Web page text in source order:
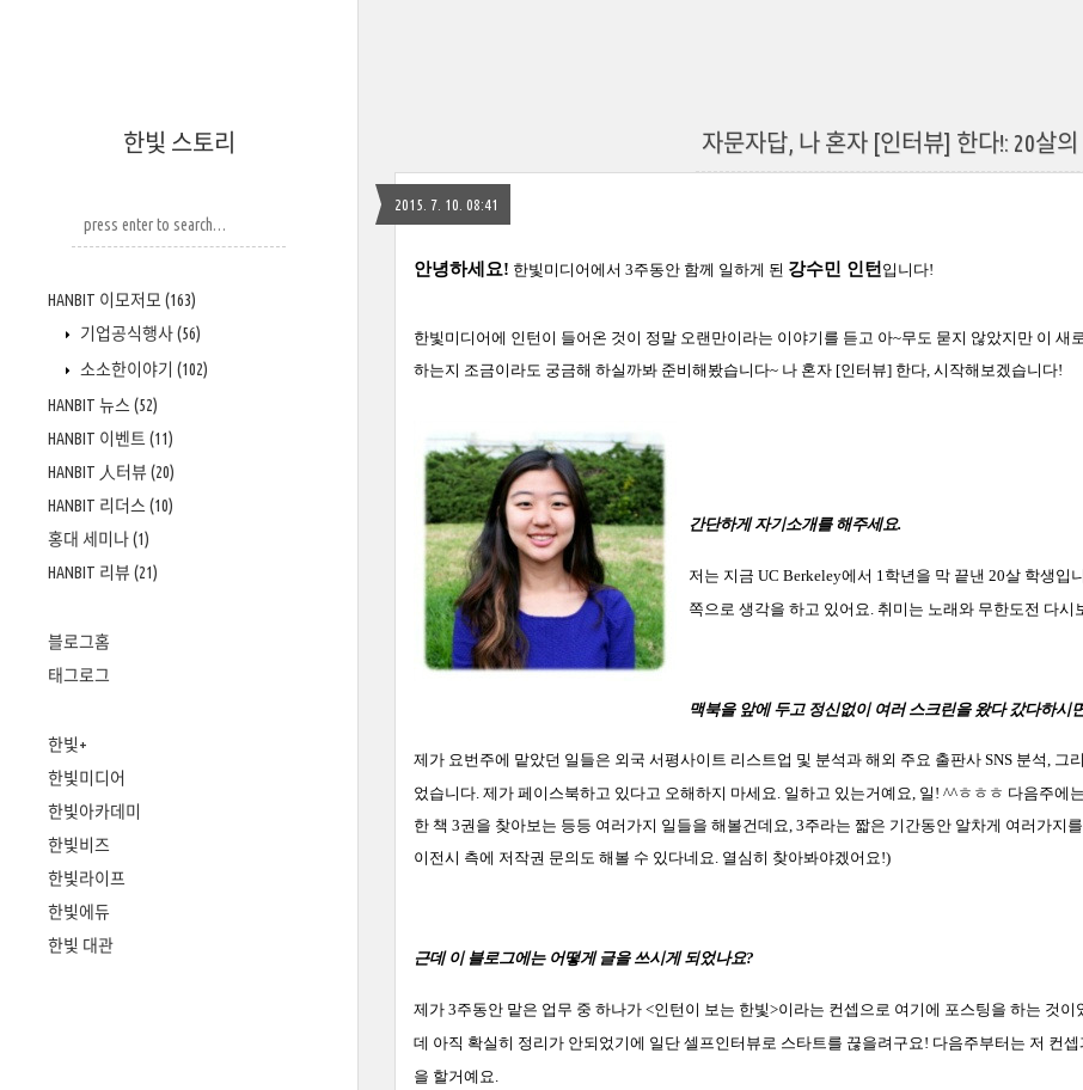
한빛 스토리
HANBIT 이모저모 (163)
기업공식행사(56)
소소한이야기 (102)
HANBIT 뉴스 (52)
HANBIT 이벤트 (11)
HANBIT 人터뷰 (20)
HANBIT 리더스 (10)
홍대 세미나(1)
HANBIT 리뷰 (21)
블로그홈
태그로그
한빛+
한빛미디어
한빛아카데미
한빛비즈
한빛라이프
한빛에듀
한빛 대관
자문자답, 나 혼자 [인터뷰] 한다!: 20살의
2015. 7. 10. 08:41
안녕하세요! 한빛미디어에서 3주동안 함께 일하게 된 강수민 인턴 입니다!
한빛미 디 어에 인턴이 들어온 것이 정말 오랜만이라는 이야기를 듣고 아~무도 묻지 않았지만 이 새
하는지 조금이라도 궁금해 하실까봐 준비해봤습니 다~ 나 혼자 [인터뷰] 한다, 시작해보겠습니다!
간단하게 자기소개를 해주세요.
저는 지금 UC Berkeley에서 1학년을 막 끝낸 20살 학생입
쪽으로 생각을 하고 있어요. 취미는 노래와 무한도전 다시
맥북을 앞에 두고 정신없이 여러 스크린을 왔다 갔다하시
제가 요번주에 맡았던 일들은 외국 서평사이트 리스트업 및 분석과 해외 주요 출판사 SNS 분석, 그
었 습니다. 제가 페이스북하고 있다고 오해하지 마세요. 일하고 있는거예요, 일 ! ^^ㅎㅎㅎ 다음주에
한 책 3권을 찾아보는 등등 여러가지 일들을 해볼건데요, 3주라는 짧은 기간동안 알차게 여러가지
이전시 측에 저작권 문의도 해볼 수 있다네요. 열심히 찾아봐야겠어요!)
근데 이 블로그에는 어떻게 글을 쓰시게 되었나요?
제가 3주동안 맡은 업무 중 하나가 <인턴이 보는 한빛>이라는 컨셉으로 여기에 포스팅을 하는 것이
데 아직 확실히 정리가 안되었기에 일단 셀프인터뷰로 스타트를 끊을려구요! 다음주부터는 저 컨
을 할거예요.